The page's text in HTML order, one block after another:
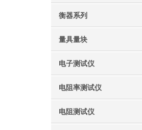
衡器系列
量具量块
电子测试仪
电阻率测试仪
电阻测试仪